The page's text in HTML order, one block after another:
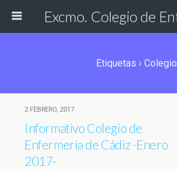
Etiquetas › Colegio
2 FEBRERO, 2017
Informativo Colegio de
Enfermería de Cádiz -Enero
2017-